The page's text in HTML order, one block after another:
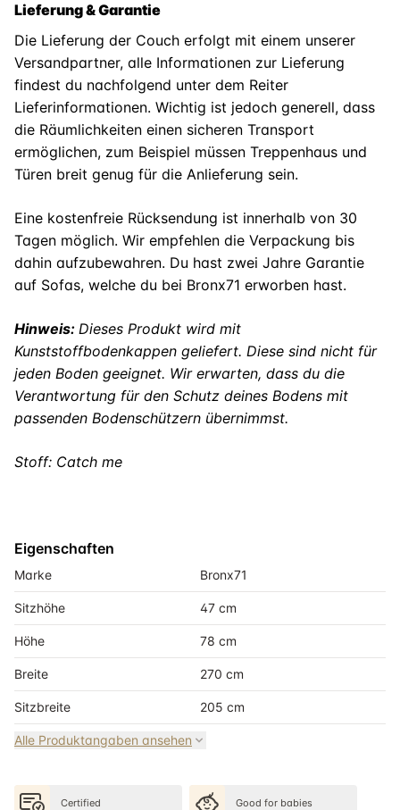
Lieferung & Garantie
Die Lieferung der Couch erfolgt mit einem unserer
Versandpartner, alle Informationen zur Lieferung
findest du nachfolgend unter dem Reiter
Lieferinformationen. Wichtig ist jedoch generell, dass
die Räumlichkeiten einen sicheren Transport
ermöglichen, zum Beispiel müssen Treppenhaus und
Türen breit genug für die Anlieferung sein.
Eine kostenfreie Rücksendung ist innerhalb von 30
Tagen möglich. Wir empfehlen die Verpackung bis
dahin aufzubewahren. Du hast zwei Jahre Garantie
auf Sofas, welche du bei Bronx71 erworben hast.
Hinweis: Dieses Produkt wird mit
Kunststoffbodenkappen geliefert. Diese sind nicht für
jeden Boden geeignet. Wir erwarten, dass du die
Verantwortung für den Schutz deines Bodens mit
passenden Bodenschützern übernimmst.
Stoff: Catch me
Eigenschaften
Marke Bronx71
Sitzhöhe 47 cm
Höhe 78 cm
Breite 270 cm
Sitzbreite 205 cm
Alle Produktangaben ansehen
Certified Good for babies